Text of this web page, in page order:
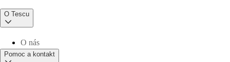
O Tescu
O nás
Pomoc a kontakt